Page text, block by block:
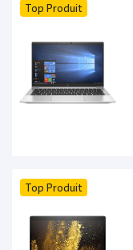
Top Produit
Top Produit